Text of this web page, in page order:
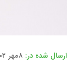
ارسال شده در: ۸مهر ۱۴۰۲